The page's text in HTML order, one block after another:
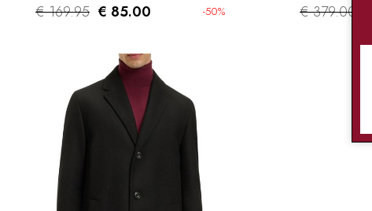
€ 169.95 -50%
€ 85.00 € 379.00